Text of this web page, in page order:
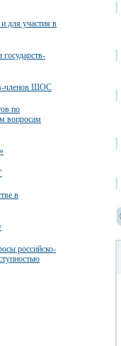
для участия в
членов ШОС
по
вопросам
в
российско-